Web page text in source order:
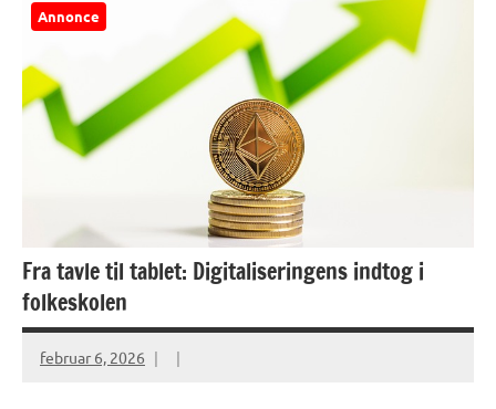
Annonce
Fra tavle til tablet: Digitaliseringens indtog i
folkeskolen
februar 6, 2026